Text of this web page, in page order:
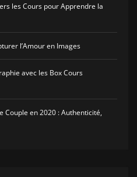
les Cours pour Apprendre la
l’Amour en Images
avec les Box Cours
Couple en 2020 : Authenticité,